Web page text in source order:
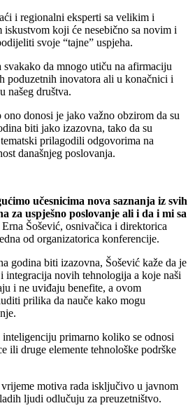
i regionalni eksperti sa velikim i
iskustvom koji će nesebično sa novim i
svoje “tajne” uspjeha.
da mnogo utiču na afirmaciju
poduzetnih inovatora ali u konačnici i
našeg društva.
donosi je jako važno obzirom da su
biti jako izazovna, tako da su
prilagodili odgovorima na
današnjeg poslovanja.
učesnicima nova saznanja iz svih
za uspješno poslovanje ali i da i mi sa
Šošević, osnivačica i direktorica
od organizatorica konferencije.
godina biti izazovna, Šošević kaže da je
integracija novih tehnologija a koje naši
i ne uviđaju benefite, a ovom
prilika da nauče kako mogu
primarno koliko se odnosi
ili druge elemente tehnološke podrške
motiva rada isključivo u javnom
ljudi odlučuju za preuzetništvo.